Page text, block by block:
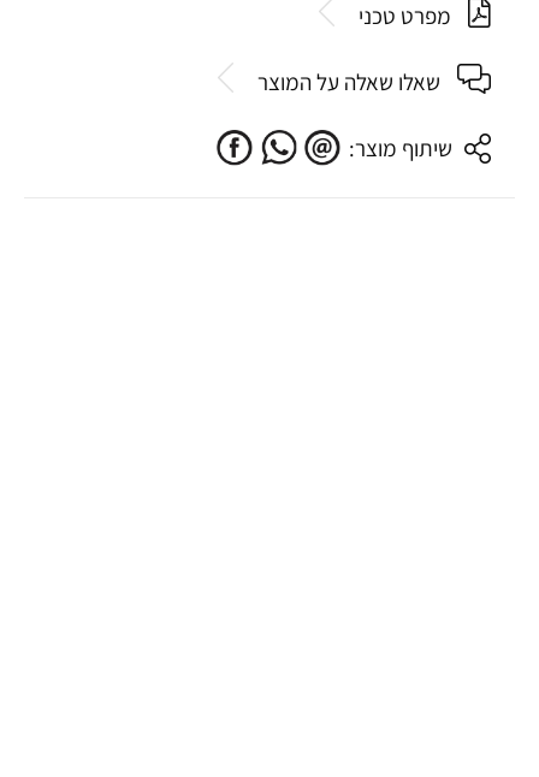
מפרט טכני
שאלו שאלה על המוצר
שיתוף מוצר: